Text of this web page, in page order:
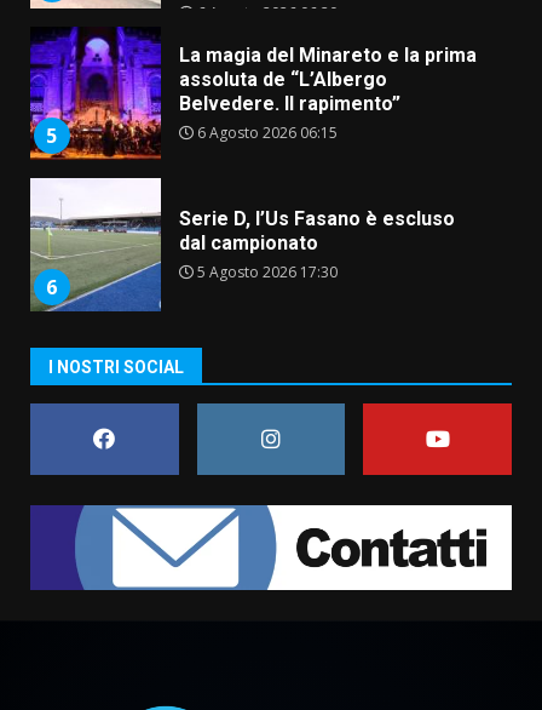
6 Agosto 2026 06:20
5
La magia del Minareto e la prima
assoluta de “L’Albergo
Belvedere. Il rapimento”
6 Agosto 2026 06:15
6
Serie D, l’Us Fasano è escluso
dal campionato
5 Agosto 2026 17:30
Truffatori in azione nelle
1
Fasanese ferito a colpi di arma
da fuoco
6 Agosto 2026 18:13
I NOSTRI SOCIAL